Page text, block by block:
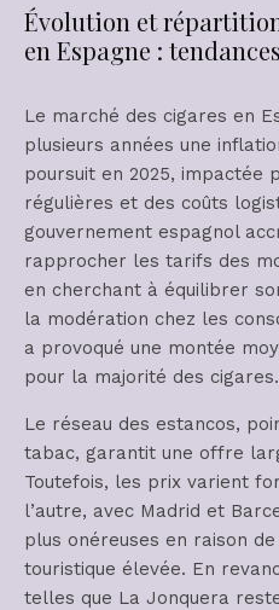
Évolution et
en Espagne :
Le marché des cigares en
plusieurs années une
poursuit en 2025, impactée
régulières et des coûts
gouvernement espagnol
rapprocher les tarifs des
en cherchant à équilibrer
la modération chez les
a provoqué une montée
pour la majorité des cigares.
Le réseau des estancos,
tabac, garantit une offre
Toutefois, les prix varient
l’autre, avec Madrid et
plus onéreuses en raison
touristique élevée. En
telles que La Jonquera